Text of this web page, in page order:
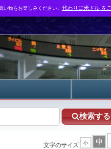
検索する
文字のサイズ 小 中
物をお楽しみください。 代わりに米ドル を